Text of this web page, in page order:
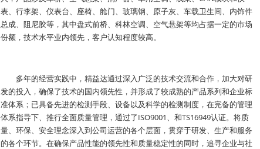
表、行李架、仪表台、座椅、舱门、 玻璃钢、原子灰、车载卫生间、内饰件
总成、阻尼胶等，其中盘式前桥、科林空调、空气悬架等均占据一定的市场
份额，技术水平业内领先，客户认知程度较高。
多年的经营实践中，精益达通过深入广泛的技术交流和合作，加大对研
发的投入，确保了技术的国内领先性，并形成了较成熟的产品系列和企业标
准体系 ；已具备先进的检测手段、设备以及科学的检测制度，在完备的管理
体系指导下、推行全面质量管理，通过了ISO9001、和TS16949认证。将质
量、环保、安全理念深入到公司运营的各个层面，贯穿于研发、生产和服务
的各个环节。在确保产品性能的领先性和质量稳定性的同时，追寻企业与社